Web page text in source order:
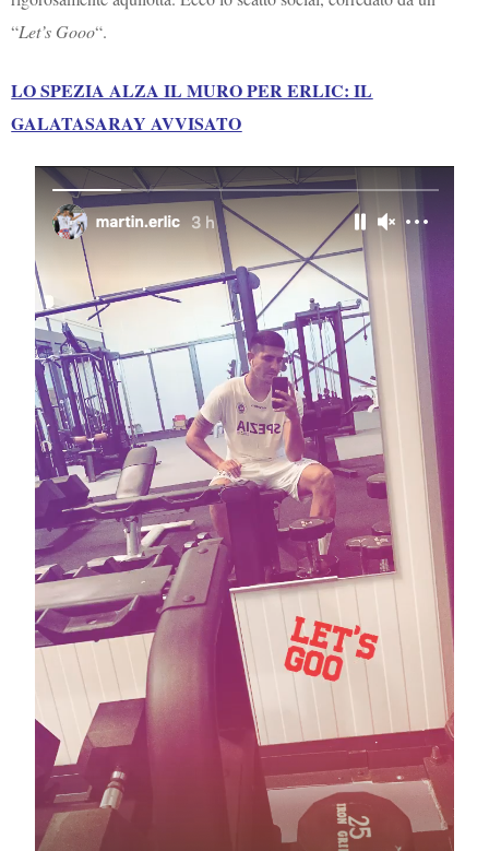
“Let’s Gooo“.
LO SPEZIA ALZA IL MURO PER ERLIC: IL
GALATASARAY AVVISATO